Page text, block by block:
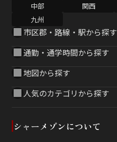
中部
関西
九州
市区郡・路線・駅から探す
通勤・通学時間から探す
地図から探す
人気のカテゴリから探す
シャーメゾンについて